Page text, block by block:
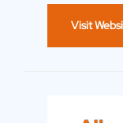
Visit